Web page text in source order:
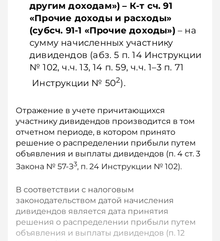
другим доходам») – К-т сч. 91
«Прочие доходы и расходы»
(субсч. 91‑1 «Прочие доходы»)– на
сумму начисленных участнику
дивидендов (абз. 5 п. 14 Инструкции
№ 102, ч.ч. 13, 14 п. 59, ч.ч. 1–3 п. 71
Инструкции № 502).
Отражение в учете причитающихся
участнику дивидендов производится в том
отчет­ном периоде, в котором принято
решение о распределении прибыли путем
объявления и выплаты дивидендов (п. 4 ст. 3
Закона № 57-З3, п. 24 Инструкции № 102).
В соответствии с налоговым
законодательством датой начисления
дивидендов является дата принятия
решения о распределении прибыли путем
объявления и выплаты дивидендов (п. 12